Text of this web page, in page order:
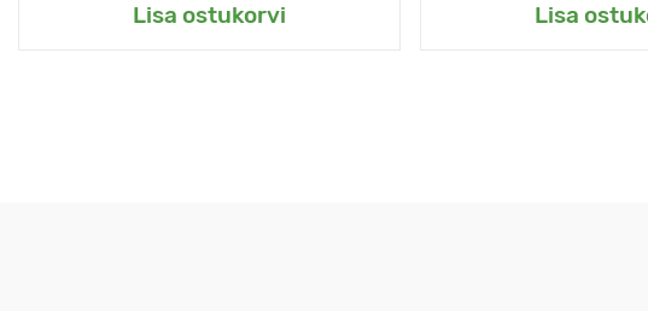
Lisa ostukorvi Lisa